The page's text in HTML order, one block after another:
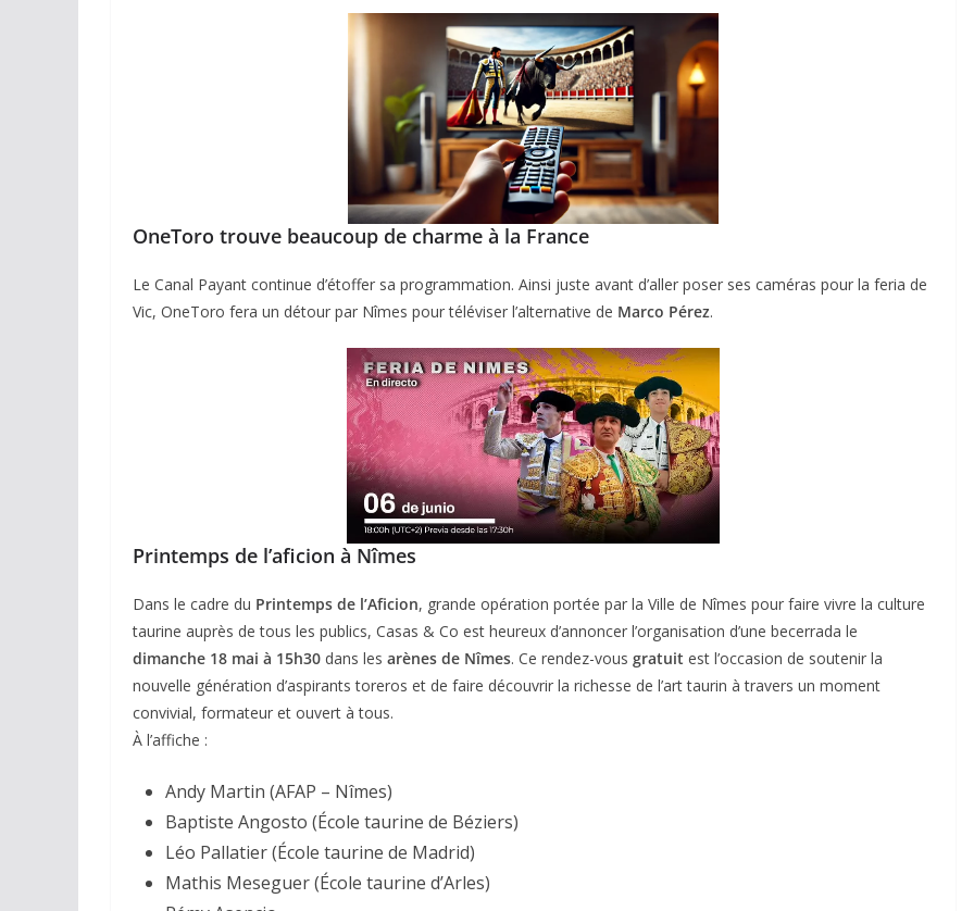
OneToro trouve beaucoup de charme à la France
Le Canal Payant continue d’étoffer sa programmation. Ainsi juste avant d’aller poser ses caméras pour la feria de
Vic, OneToro fera un détour par Nîmes pour téléviser l’alternative de Marco Pérez.
Printemps de l’aficion à Nîmes
Dans le cadre du Printemps de l’Aficion, grande opération portée par la Ville de Nîmes pour faire vivre la culture
taurine auprès de tous les publics, Casas & Co est heureux d’annoncer l’organisation d’une becerrada le
dimanche 18 mai à 15h30 dans les arènes de Nîmes. Ce rendez-vous gratuit est l’occasion de soutenir la
nouvelle génération d’aspirants toreros et de faire découvrir la richesse de l’art taurin à travers un moment
convivial, formateur et ouvert à tous.
À l’affiche :
Andy Martin (AFAP – Nîmes)
Baptiste Angosto (École taurine de Béziers)
Léo Pallatier (École taurine de Madrid)
Mathis Meseguer (École taurine d’Arles)